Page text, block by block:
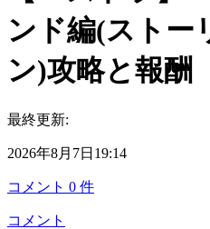
ンド編(ストー
ン)攻略と報酬
最終更新:
2026年8月7日19:14
コメント 0 件
コメント